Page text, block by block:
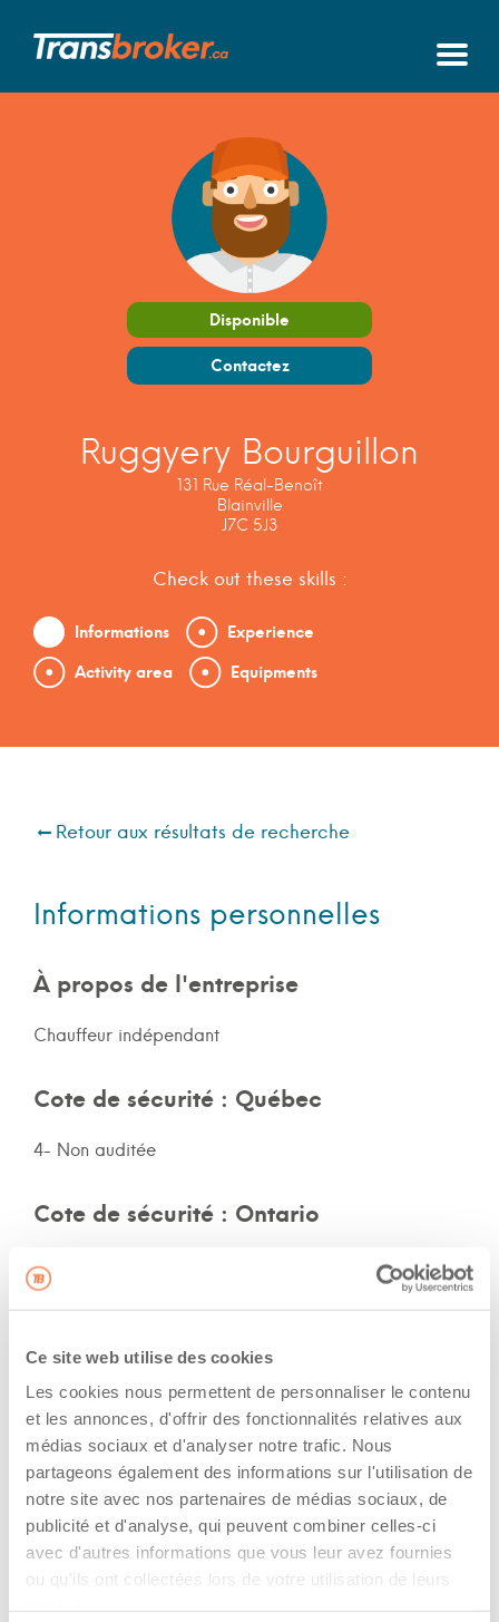
Ce site web utilise des cookies
Les cookies nous permettent de personnaliser le contenu
et les annonces, d'offrir des fonctionnalités relatives aux
médias sociaux et d'analyser notre trafic. Nous
partageons également des informations sur l'utilisation de
notre site avec nos partenaires de médias sociaux, de
publicité et d'analyse, qui peuvent combiner celles-ci
avec d'autres informations que vous leur avez fournies
ou qu'ils ont collectées lors de votre utilisation de leurs
Disponible
Contactez
Ruggyery Bourguillon
131 Rue Réal-Benoît
Blainville
J7C 5J3
Check out these skills :
Informations
Experience
Activity area
Equipments
Retour aux résultats de recherche
Informations personnelles
À propos de l'entreprise
Chauffeur indépendant
Cote de sécurité : Québec
4- Non auditée
Cote de sécurité : Ontario
Non-spécifié
Assurances et immatriculation
Possède ses propres assurances
The driver hold a driving licence from:
quebec